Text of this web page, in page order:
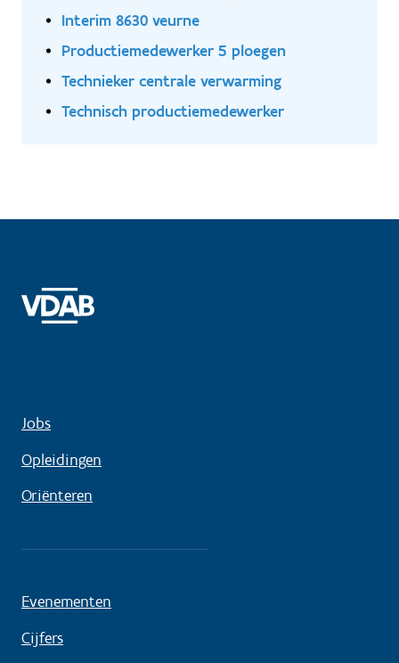
Interim 8630 veurne
Productiemedewerker 5 ploegen
Technieker centrale verwarming
Technisch productiemedewerker
Jobs
Opleidingen
Oriënteren
Evenementen
Cijfers